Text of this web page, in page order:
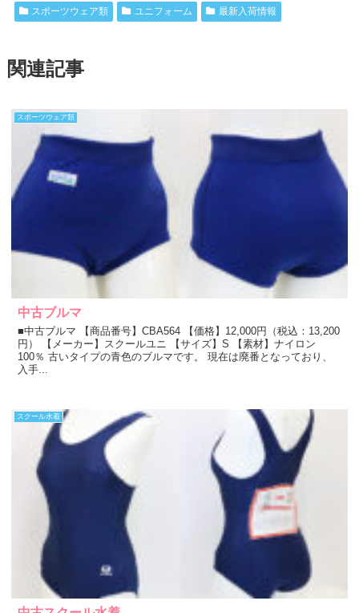
スポーツウェア類 ユニフォーム 最新入荷情報
関連記事
スポーツウェア類
中古ブルマ
■中古ブルマ 【商品番号】CBA564 【価格】12,000円（税込：13,200
円） 【メーカー】スクールユニ 【サイズ】S 【素材】ナイロン
100％ 古いタイプの青色のブルマです。 現在は廃番となっており、
入手...
スクール水着